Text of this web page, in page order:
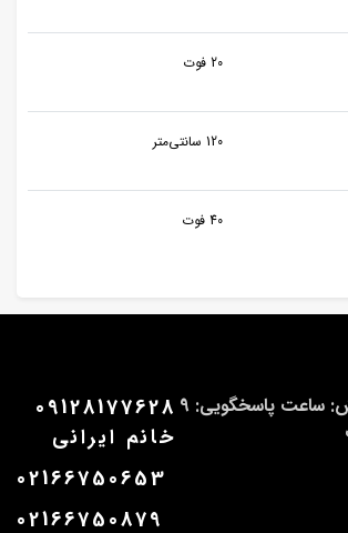
20 فوت
120 سانتی‌متر
40 فوت
کارشناس فروش: ساعت پاسخگویی: 9 09128177628
خانم ایرانی
02166750653
02166750879